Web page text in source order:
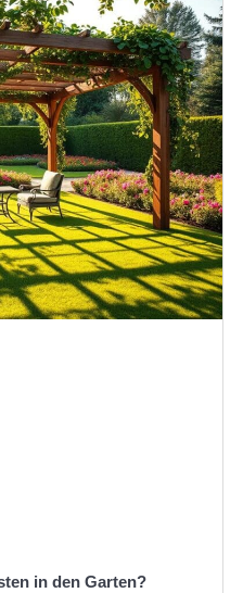
in den Garten?